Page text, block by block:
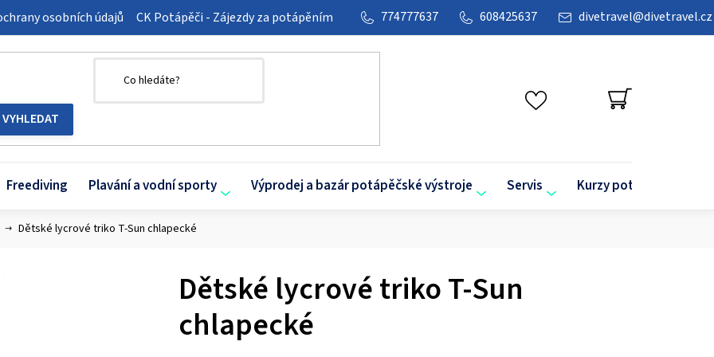
osobních údajů CK Potápěči - Zájezdy za potápěním divetravel@divetravel.cz
608425637
774777637
NÁKUPNÍ
KOŠÍK
Freediving Plavání a vodní sporty Výprodej a bazár potápěčské výstroje Servis Kurzy potápění
Dětské lycrové triko T-Sun chlapecké
Dětské lycrové triko T-Sun
chlapecké